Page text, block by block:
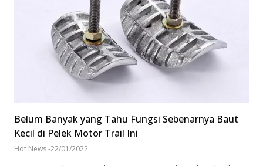
Belum Banyak yang Tahu Fungsi Sebenarnya Baut
Kecil di Pelek Motor Trail Ini
Hot News-22/01/2022